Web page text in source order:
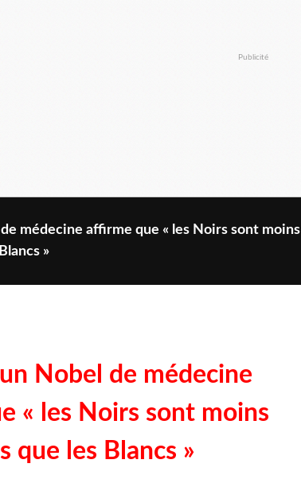
Publicité
médecine affirme que « les Noirs sont moins
»
Nobel de médecine
« les Noirs sont moins
que les Blancs »